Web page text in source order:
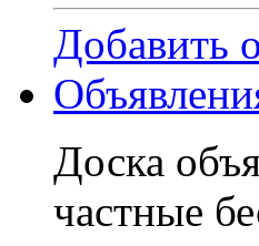
Добавить
Доска
частные